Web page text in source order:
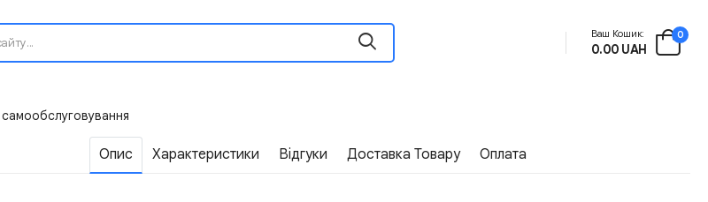
Ваш Кошик:
0.00 UAH
0
Опис Характеристики Відгуки Доставка Товару Оплата